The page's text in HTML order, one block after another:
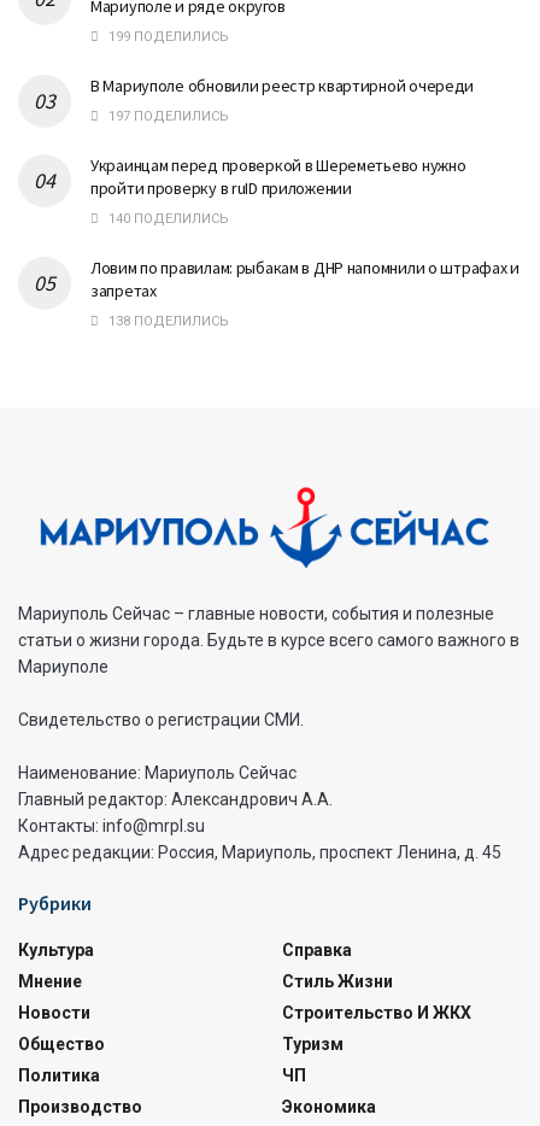
Мариуполе и ряде округов
199 ПОДЕЛИЛИСЬ
В Мариуполе обновили реестр квартирной очереди
197 ПОДЕЛИЛИСЬ
Украинцам перед проверкой в Шереметьево нужно
пройти проверку в ruID приложении
140 ПОДЕЛИЛИСЬ
Ловим по правилам: рыбакам в ДНР напомнили о штрафах и
запретах
138 ПОДЕЛИЛИСЬ
Мариуполь Сейчас – главные новости, события и полезные
статьи о жизни города. Будьте в курсе всего самого важного в
Мариуполе
Свидетельство о регистрации СМИ.
Наименование: Мариуполь Сейчас
Главный редактор: Александрович А.А.
Контакты: info@mrpl.su
Адрес редакции: Россия, Мариуполь, проспект Ленина, д. 45
Рубрики
Культура
Мнение
Новости
Общество
Политика
Производство
Справка
Стиль Жизни
Строительство И ЖКХ
Туризм
ЧП
Экономика